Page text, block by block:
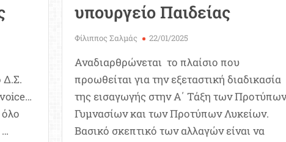
Δ.Σ.
υπουργείο Παιδείας
Φίλιππος Σαλμάς 22/01/2025
Αναδιαρθρώνεται το πλαίσιο που
προωθείται για την εξεταστική διαδικασία
της εισαγωγής στην Α΄ Τάξη των Προτύπων
Γυμνασίων και των Προτύπων Λυκείων.
Βασικό σκεπτικό των αλλαγών είναι να